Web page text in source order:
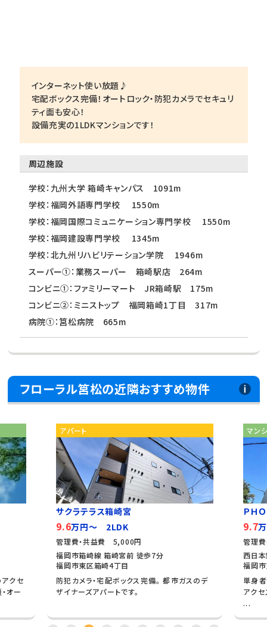
インターネット使い放題♪
宅配ボックス完備！オートロック・防犯カメラでセキュリ
ティ面も安心！
設備充実の1LDKマンションです！
周辺施設
学校：九州大学 箱崎キャンパス 1091m
学校：福岡外語専門学校 1550m
学校：福岡国際コミュニケーション専門学校 1550m
学校：福岡建設専門学校 1345m
学校：北九州リハビリテーション学院 1946m
スーパー①：業務スーパー 箱崎駅店 264m
コンビニ①：ファミリーマート JR箱崎駅 175m
コンビニ②：ミニストップ 福岡箱崎1丁目 317m
病院①：筥松病院 665m
フローラル筥松の近隣おすすめ物件
クセ
オー
アパート
サクラテラス箱崎宮
9.6万円～ 2LDK
管理費・共益費 5,000円
福岡市箱崎線 箱崎宮前 徒歩7分
福岡市東区箱崎4丁目
防犯カメラ・宅配ボックス完備。 都市ガスのデ
ザイナーズアパートです。
マン
ＰＨ
9.7
管理
西日
福岡
単身
アク
...